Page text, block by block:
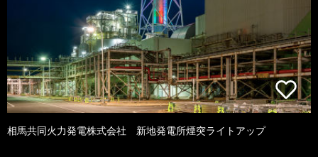
相馬共同火力発電株式会社 新地発電所煙突ライトアップ